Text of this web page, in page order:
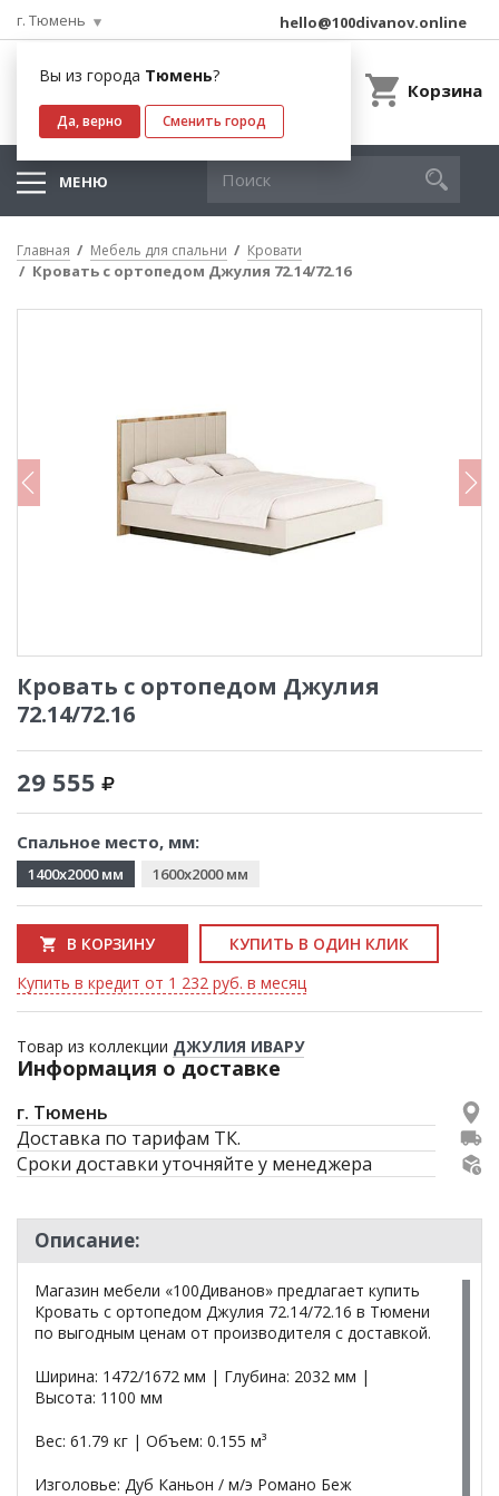
г. Тюмень
Вы из города Тюмень?
Да, верно Сменить город
hello@100divanov.online
Корзина
МЕНЮ
Главная Мебель для спальни Кровати
Кровать с ортопедом Джулия 72.14/72.16
Кровать с ортопедом Джулия
72.14/72.16
29 555
Спальное место, мм:
1400x2000 мм 1600x2000 мм
В КОРЗИНУ
КУПИТЬ В ОДИН КЛИК
Купить в кредит от 1 232 руб. в месяц
Товар из коллекции ДЖУЛИЯ ИВАРУ
Информация о доставке
г. Тюмень
Доставка по тарифам ТК.
Сроки доставки уточняйте у менеджера
Описание:
Магазин мебели «100Диванов» предлагает купить
Кровать с ортопедом Джулия 72.14/72.16 в Тюмени
по выгодным ценам от производителя с доставкой.
Ширина: 1472/1672 мм | Глубина: 2032 мм |
Высота: 1100 мм
Вес: 61.79 кг | Объем: 0.155 м³
Изголовье: Дуб Каньон / м/э Романо Беж